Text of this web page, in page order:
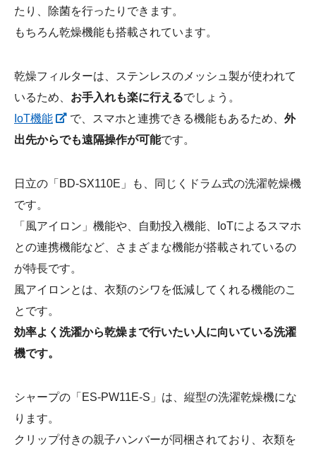
たり、除菌を行ったりできます。
もちろん乾燥機能も搭載されています。
乾燥フィルターは、ステンレスのメッシュ製が使われて
いるため、 お手入れも楽に行えるでしょう。
IoT機能
で、スマホと連携できる機能もあるため、外
出先からでも遠隔操作が可能です。
日立の「BD-SX110E」も、同じくドラム式の洗濯乾燥機
です。
「風アイロン」機能や、自動投入機能、IoTによるスマホ
との連携機能など、さまざまな機能が搭載されているの
が特長です。
風アイロンとは、衣類のシワを低減してくれる機能のこ
とです。
効率よく洗濯から乾燥まで行いたい人に向いている洗濯
機です。
シャープの「ES-PW11E-S」は、縦型の洗濯乾燥機にな
ります。
クリップ付きの親子ハンバーが同梱されており、衣類を